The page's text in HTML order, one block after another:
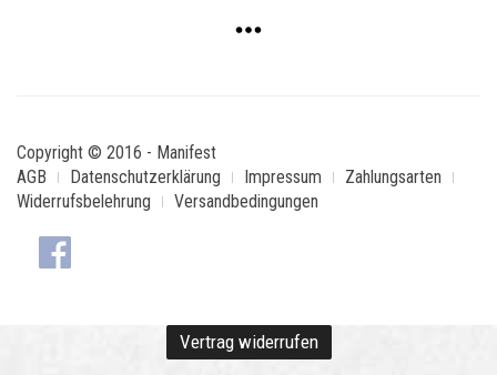
Copyright © 2016 - Manifest
AGB
Datenschutzerklärung Impressum
Zahlungsarten
Widerrufsbelehrung
Versandbedingungen
Vertrag widerrufen